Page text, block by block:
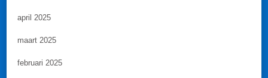
april 2025
maart 2025
februari 2025